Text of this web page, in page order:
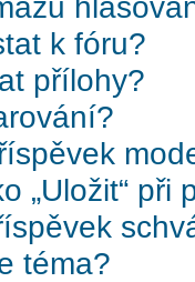
k fóru?
přílohy?
„Uložit“ při
téma?